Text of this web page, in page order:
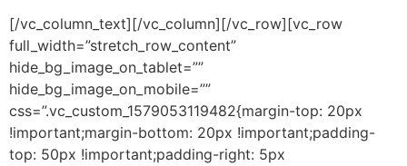
[/vc_column_text][/vc_column][/vc_row][vc_row
full_width=”stretch_row_content”
hide_bg_image_on_tablet=””
hide_bg_image_on_mobile=””
css=”.vc_custom_1579053119482{margin-top: 20px
!important;margin-bottom: 20px !important;padding-
top: 50px !important;padding-right: 5px